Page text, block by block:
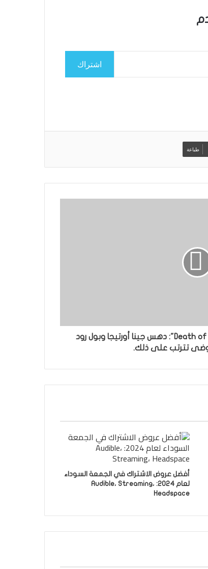
اشتراك
طباعة
مقطع دعائي لفيلم "Death of a Unicorn": دهس جينا أورتيجا وبول رود
تترتب على ذلك.
أفضل عروض الاشتراك في الجمعة السوداء
لعام 2024: Audible، Streaming،
Headspace